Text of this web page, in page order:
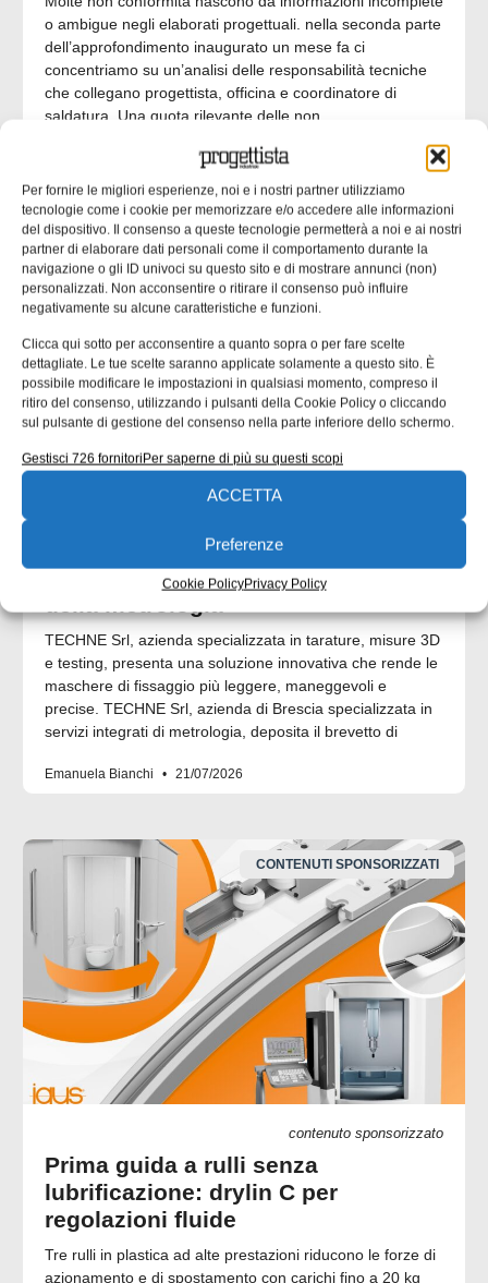
Per fornire le migliori esperienze, noi e i nostri partner utilizziamo
tecnologie come i cookie per memorizzare e/o accedere alle informazioni
del dispositivo. Il consenso a queste tecnologie permetterà a noi e ai nostri
partner di elaborare dati personali come il comportamento durante la
navigazione o gli ID univoci su questo sito e di mostrare annunci (non)
personalizzati. Non acconsentire o ritirare il consenso può influire
negativamente su alcune caratteristiche e funzioni.
Clicca qui sotto per acconsentire a quanto sopra o per fare scelte
dettagliate. Le tue scelte saranno applicate solamente a questo sito. È
possibile modificare le impostazioni in qualsiasi momento, compreso il
ritiro del consenso, utilizzando i pulsanti della Cookie Policy o cliccando
sul pulsante di gestione del consenso nella parte inferiore dello schermo.
Gestisci 726 fornitoriPer saperne di più su questi scopi
ACCETTA
Preferenze
Cookie PolicyPrivacy Policy
o ambigue negli elaborati progettuali. nella seconda parte
dell’approfondimento inaugurato un mese fa ci
concentriamo su un’analisi delle responsabilità tecniche
che collegano progettista, officina e coordinatore di
saldatura. Una quota rilevante delle non
24/07/2026
CONTENUTI SPONSORIZZATI
Techne Srl | Maschere di fissaggio:
il brevetto che rivoluziona il mondo
TECHNE Srl, azienda specializzata in tarature, misure 3D
e testing, presenta una soluzione innovativa che rende le
maschere di fissaggio più leggere, maneggevoli e
precise. TECHNE Srl, azienda di Brescia specializzata in
servizi integrati di metrologia, deposita il brevetto di
Emanuela Bianchi 21/07/2026
CONTENUTI SPONSORIZZATI
contenuto sponsorizzato
Prima guida a rulli senza
lubrificazione: drylin C per
regolazioni fluide
Tre rulli in plastica ad alte prestazioni riducono le forze di
azionamento e di spostamento con carichi fino a 20 kg